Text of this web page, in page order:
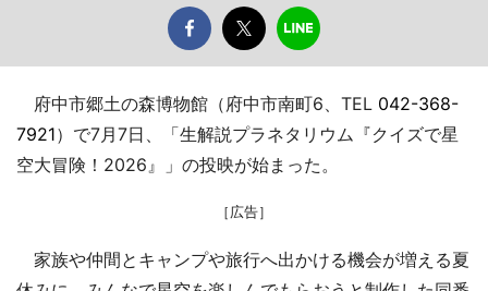
府中市郷土の森博物館（府中市南町6、TEL 042-368-
7921）で7月7日、「生解説プラネタリウム『クイズで星
空大冒険！2026』」の投映が始まった。
［広告］
家族や仲間とキャンプや旅行へ出かける機会が増える夏